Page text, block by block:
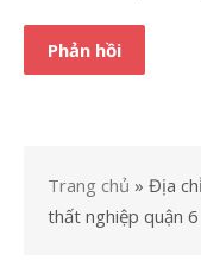
Trang chủ » Địa
thất nghiệp quận 6